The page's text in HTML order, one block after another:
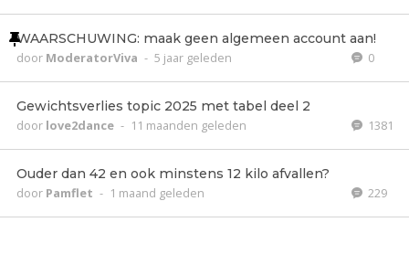
WAARSCHUWING: maak geen algemeen account aan!
door ModeratorViva - 5 jaar geleden 0
Gewichtsverlies topic 2025 met tabel deel 2
door love2dance - 11 maanden geleden 1381
Ouder dan 42 en ook minstens 12 kilo afvallen?
door Pamflet - 1 maand geleden 229